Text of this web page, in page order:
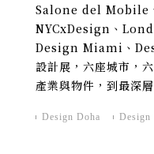
Salone del Mobile
NYCxDesign、
Design Miami、
設計展，六座城市，
產業與物件，到最深
Design Doha Design